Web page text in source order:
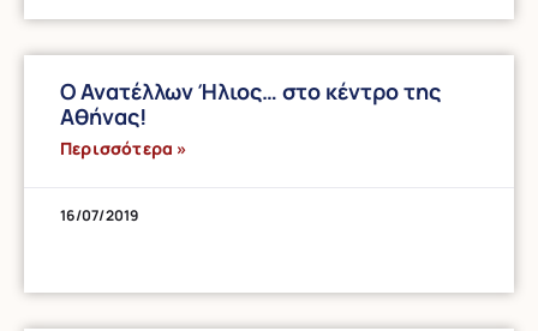
Ο Ανατέλλων Ήλιος… στο κέντρο της
Αθήνας!
Περισσότερα »
16/07/2019